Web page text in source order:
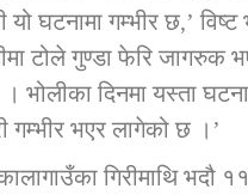
घटनामा गम्भीर छ,’
टोले गुण्डा फेरि जागरुक
भोलीका दिनमा यस्ता
गम्भीर भएर लागेको छ ।’
गिरीमाथि भदौ